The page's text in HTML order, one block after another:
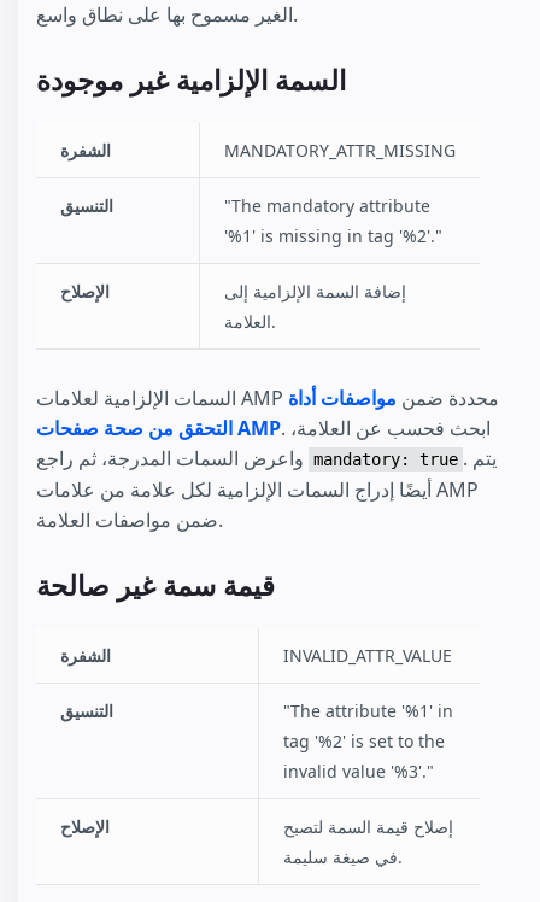
الغير مسموح بها على نطاق واسع.
السمة الإلزامية غير موجودة
الشفرة MANDATORY_ATTR_MISSING
التنسيق
"The mandatory attribute
'%1' is missing in tag '%2'."
الإصلاح
إضافة السمة الإلزامية إلى
العلامة.
السمات الإلزامية لعلامات AMP محددة ضمن مواصفات أداة
التحقق من صحة صفحات AMP. ابحث فحسب عن العلامة،
mandatory: true . يتم
أيضًا إدراج السمات الإلزامية لكل علامة من علامات AMP
ضمن مواصفات العلامة.
قيمة سمة غير صالحة
الشفرة INVALID_ATTR_VALUE
التنسيق
"The attribute '%1' in
tag '%2' is set to the
invalid value '%3'."
الإصلاح
إصلاح قيمة السمة لتصبح
في صيغة سليمة.